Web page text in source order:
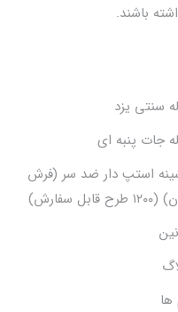
باشند.
سنتی یزد
جات پنبه ای
استپ دار ضد سر (فرش
قابل سفارش)
ها